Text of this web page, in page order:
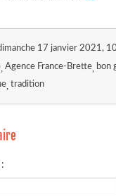
17 janvier 2021,
Agence France-Brette bon
tradition